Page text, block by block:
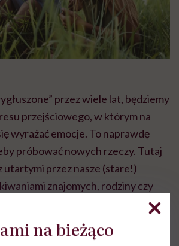
przez wiele lat, będziemy
przejściowego, w którym na
wyrażać emocje. To naprawdę
próbować nowych rzeczy. Tutaj
utartymi przez nasze (stare!)
znajomych, rodziny czy
Mamy „czystą kartę”, łatwiej więc
ekspresję. Z czasem na nowo
emocje i będzie nam coraz
na bieżąco